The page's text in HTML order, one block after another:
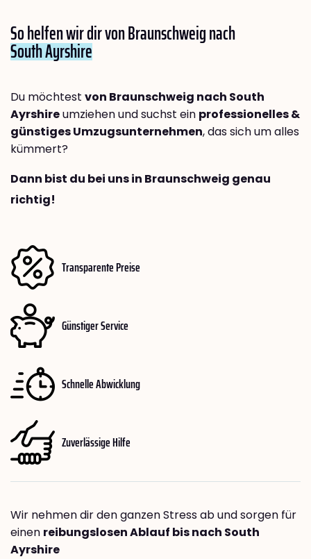
So helfen wir dir von Braunschweig nach
South Ayrshire
Du möchtest von Braunschweig nach South
Ayrshireumziehen und suchst ein professionelles &
günstiges Umzugsunternehmen, das sich um alles
kümmert?
Dann bist du bei uns in Braunschweig genau
richtig!
Transparente Preise
Günstiger Service
Schnelle Abwicklung
Zuverlässige Hilfe
Wir nehmen dir den ganzen Stress ab und sorgen für
einen reibungslosen Ablauf bis nach South
Ayrshire